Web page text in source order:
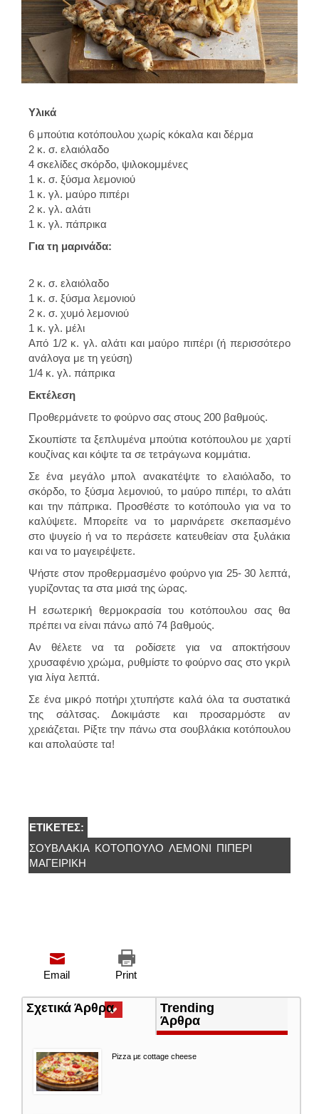
Υλικά
6 μπούτια κοτόπουλου χωρίς κόκαλα και δέρμα
2 κ. σ. ελαιόλαδο
4 σκελίδες σκόρδο, ψιλοκομμένες
1 κ. σ. ξύσμα λεμονιού
1 κ. γλ. μαύρο πιπέρι
2 κ. γλ. αλάτι
1 κ. γλ. πάπρικα
Για τη μαρινάδα:
2 κ. σ. ελαιόλαδο
1 κ. σ. ξύσμα λεμονιού
2 κ. σ. χυμό λεμονιού
1 κ. γλ. μέλι
Από 1/2 κ. γλ. αλάτι και μαύρο πιπέρι (ή περισσότερο
ανάλογα με τη γεύση)
1/4 κ. γλ. πάπρικα
Εκτέλεση
Προθερμάνετε το φούρνο σας στους 200 βαθμούς.
Σκουπίστε τα ξεπλυμένα μπούτια κοτόπουλου με χαρτί
κουζίνας και κόψτε τα σε τετράγωνα κομμάτια.
Σε ένα μεγάλο μπολ ανακατέψτε το ελαιόλαδο, το
σκόρδο, το ξύσμα λεμονιού, το μαύρο πιπέρι, το αλάτι
και την πάπρικα. Προσθέστε το κοτόπουλο για να το
καλύψετε. Μπορείτε να το μαρινάρετε σκεπασμένο
στο ψυγείο ή να το περάσετε κατευθείαν στα ξυλάκια
και να το μαγειρέψετε.
Ψήστε στον προθερμασμένο φούρνο για 25- 30 λεπτά,
γυρίζοντας τα στα μισά της ώρας.
Η εσωτερική θερμοκρασία του κοτόπουλου σας θα
πρέπει να είναι πάνω από 74 βαθμούς.
Αν θέλετε να τα ροδίσετε για να αποκτήσουν
χρυσαφένιο χρώμα, ρυθμίστε το φούρνο σας στο γκριλ
για λίγα λεπτά.
Σε ένα μικρό ποτήρι χτυπήστε καλά όλα τα συστατικά
της σάλτσας. Δοκιμάστε και προσαρμόστε αν
χρειάζεται. Ρίξτε την πάνω στα σουβλάκια κοτόπουλου
και απολαύστε τα!
ΕΤΙΚΈΤΕΣ:
ΣΟΥΒΛΑΚΙΑ ΚΟΤΟΠΟΥΛΟ ΛΕΜΟΝΙ ΠΙΠΈΡΙ
ΜΑΓΕΙΡΙΚΗ
Print
Email
Σχετικά Άρθρα(ενεργή
καρτέλα)
Trending
Άρθρα
Pizza με cottage cheese